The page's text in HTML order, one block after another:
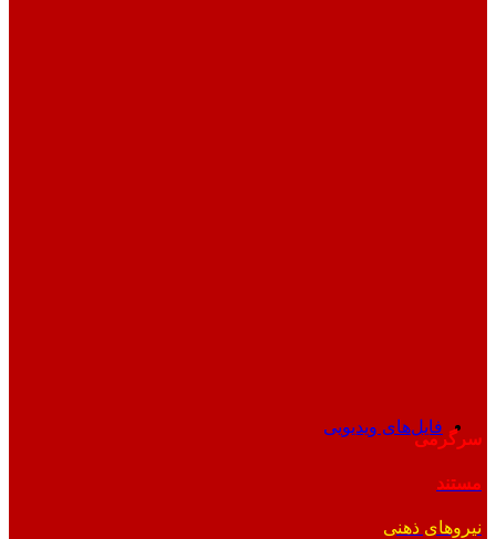
فایل‌های ویدیویی
سرگرمی
مستند
نیروهای ذهنی